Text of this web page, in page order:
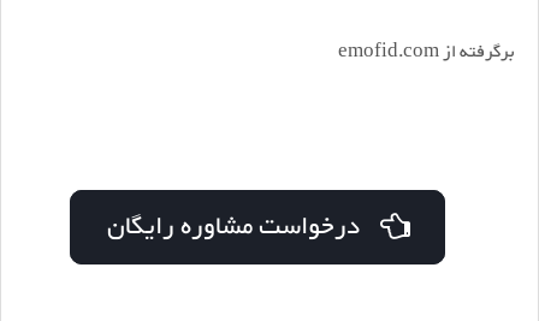
برگرفته از emofid.com